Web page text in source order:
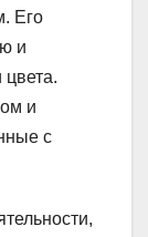
Его
и
и
с